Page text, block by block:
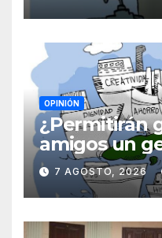
OPINIÓN
¿Permitirán
amigos un
Cuba? Por
Blanch
7 AGOSTO, 2026